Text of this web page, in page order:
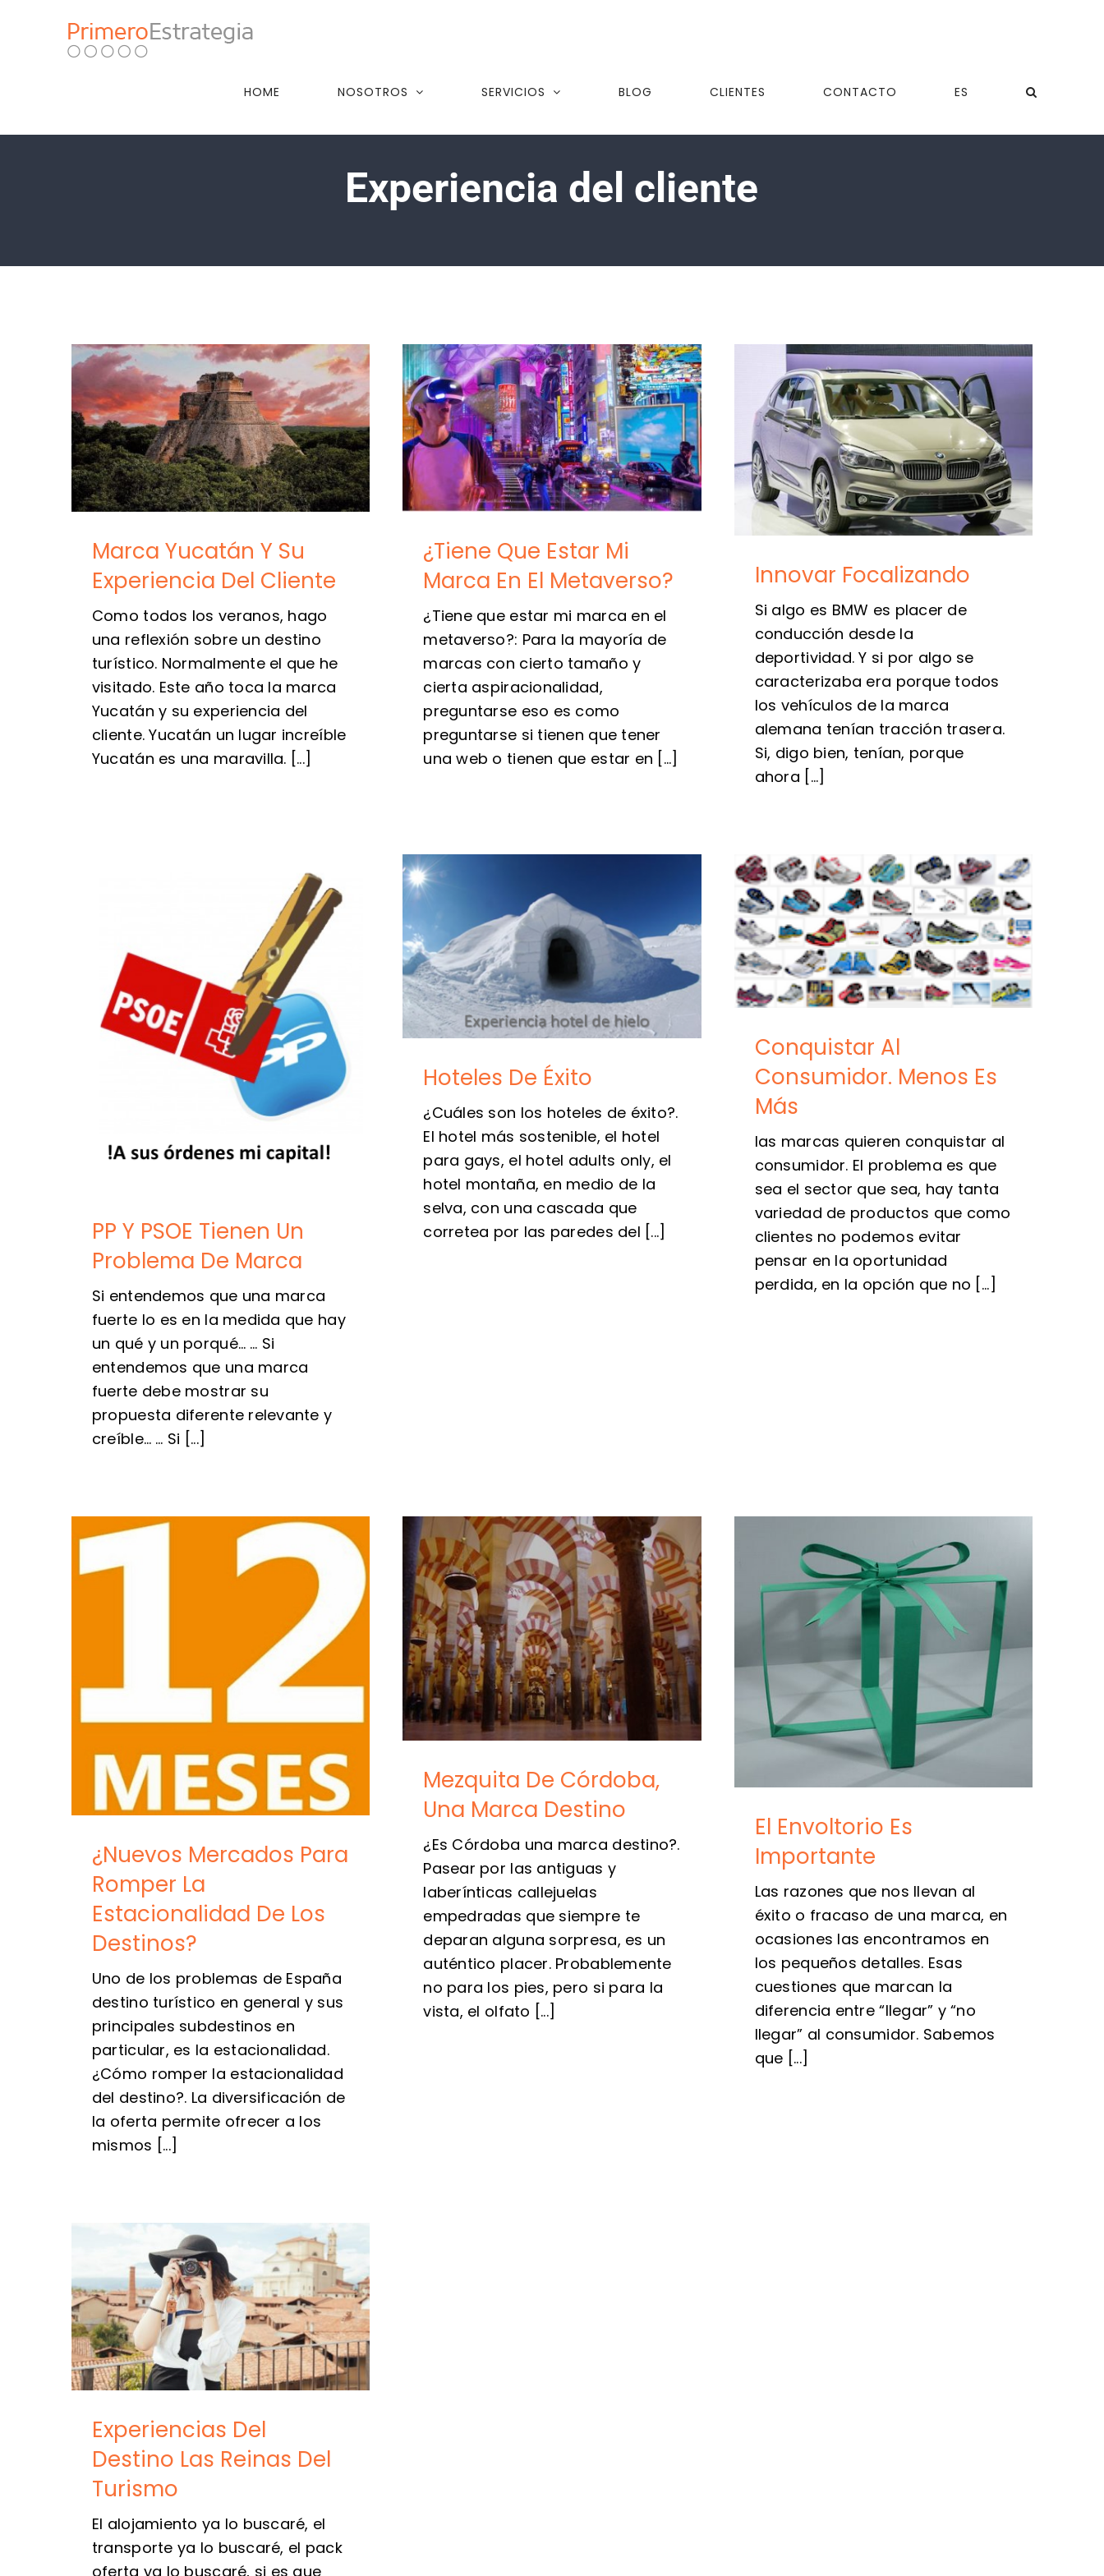
HOME NOSOTROS SERVICIOS BLOG CLIENTES CONTACTO ES
Experiencia del cliente
Marca Yucatán Y Su
Experiencia Del Cliente
Como todos los veranos, hago
una reflexión sobre un destino
turístico. Normalmente el que he
visitado. Este año toca la marca
Yucatán y su experiencia del
cliente. Yucatán un lugar increíble
Yucatán es una maravilla. [...]
¿Tiene Que Estar Mi
Marca En El Metaverso?
¿Tiene que estar mi marca en el
metaverso?: Para la mayoría de
marcas con cierto tamaño y
cierta aspiracionalidad,
preguntarse eso es como
preguntarse si tienen que tener
una web o tienen que estar en [...]
Innovar Focalizando
Si algo es BMW es placer de
conducción desde la
deportividad. Y si por algo se
caracterizaba era porque todos
los vehículos de la marca
alemana tenían tracción trasera.
Si, digo bien, tenían, porque
ahora [...]
PP Y PSOE Tienen Un
Problema De Marca
Si entendemos que una marca
fuerte lo es en la medida que hay
un qué y un porqué… … Si
entendemos que una marca
fuerte debe mostrar su
propuesta diferente relevante y
creíble… … Si [...]
Hoteles De Éxito
¿Cuáles son los hoteles de éxito?.
El hotel más sostenible, el hotel
para gays, el hotel adults only, el
hotel montaña, en medio de la
selva, con una cascada que
corretea por las paredes del [...]
Conquistar Al
Consumidor. Menos Es
Más
las marcas quieren conquistar al
consumidor. El problema es que
sea el sector que sea, hay tanta
variedad de productos que como
clientes no podemos evitar
pensar en la oportunidad
perdida, en la opción que no [...]
¿Nuevos Mercados Para
Romper La
Estacionalidad De Los
Destinos?
Uno de los problemas de España
destino turístico en general y sus
principales subdestinos en
particular, es la estacionalidad.
¿Cómo romper la estacionalidad
del destino?. La diversificación de
la oferta permite ofrecer a los
mismos [...]
Mezquita De Córdoba,
Una Marca Destino
¿Es Córdoba una marca destino?.
Pasear por las antiguas y
laberínticas callejuelas
empedradas que siempre te
deparan alguna sorpresa, es un
auténtico placer. Probablemente
no para los pies, pero si para la
vista, el olfato [...]
El Envoltorio Es
Importante
Las razones que nos llevan al
éxito o fracaso de una marca, en
ocasiones las encontramos en
los pequeños detalles. Esas
cuestiones que marcan la
diferencia entre “llegar” y “no
llegar” al consumidor. Sabemos
que [...]
Experiencias Del
Destino Las Reinas Del
Turismo
El alojamiento ya lo buscaré, el
transporte ya lo buscaré, el pack
oferta ya lo buscaré, si es que